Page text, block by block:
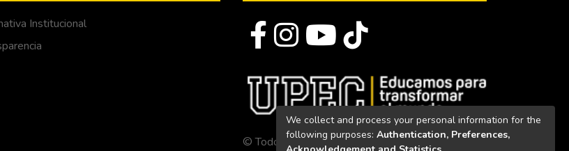
Institucional
© Todos los derechos reservados 2023
We collect and process your personal information for the
following purposes: Authentication, Preferences,